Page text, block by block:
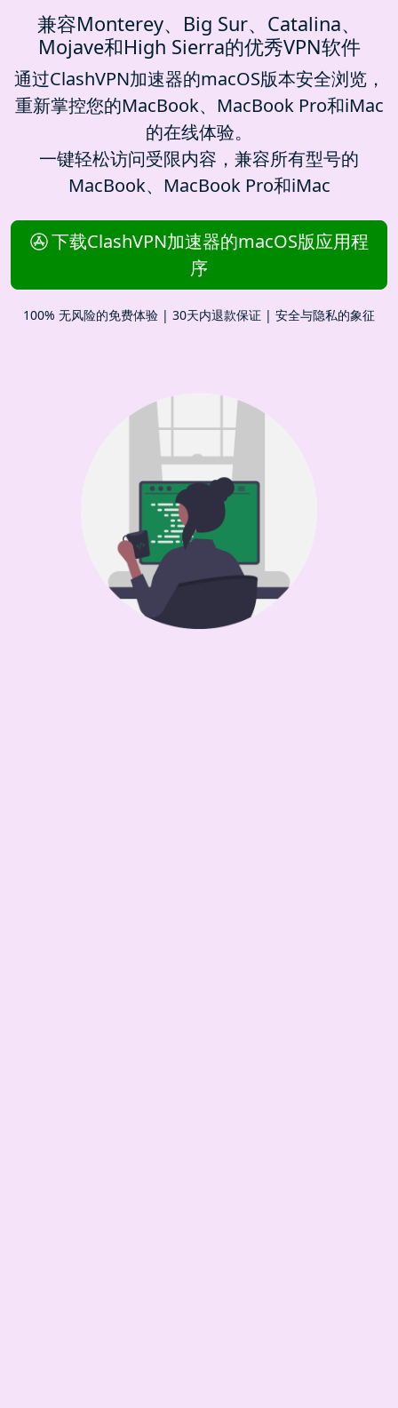
兼容Monterey、Big Sur、Catalina、
Mojave和High Sierra的优秀VPN软件
通过ClashVPN加速器的macOS版本安全浏览，
重新掌控您的MacBook、MacBook Pro和iMac
的在线体验。
一键轻松访问受限内容，兼容所有型号的
MacBook、MacBook Pro和iMac
下载ClashVPN加速器的macOS版应用程
序
100% 无风险的免费体验 | 30天内退款保证 | 安全与隐私的象征